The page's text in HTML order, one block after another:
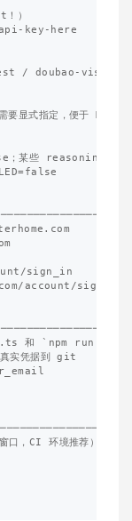
）
api-key-here
doubao-vision-pro
要显式指定，便于
；某些 reasoning 模
sign_in
account/sign_in
`npm run auth` 半
真实凭据到 git
，CI 环境推荐）